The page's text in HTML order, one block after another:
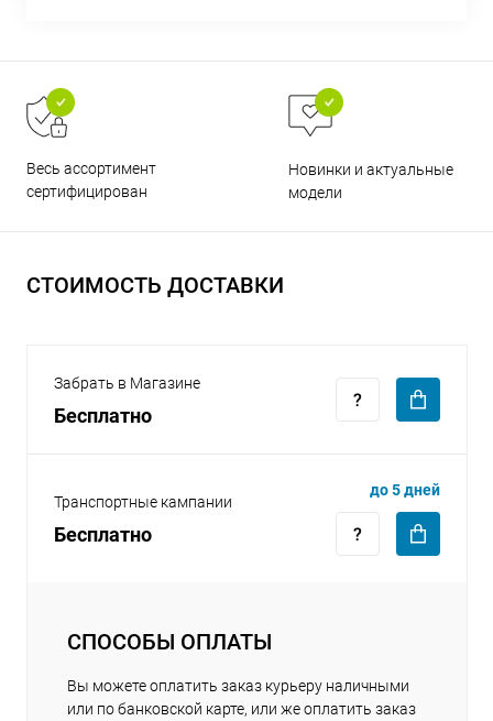
Весь ассортимент
сертифицирован
Новинки и актуальные
модели
СТОИМОСТЬ ДОСТАВКИ
Забрать в Магазине
Бесплатно
Транспортные кампании
Бесплатно
до 5 дней
СПОСОБЫ ОПЛАТЫ
Вы можете оплатить заказ курьеру наличными
или по банковской карте, или же оплатить заказ